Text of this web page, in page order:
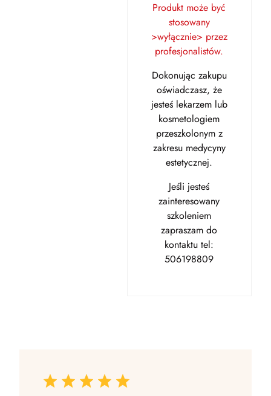
Produkt może być
stosowany
>wyłącznie> przez
profesjonalistów.
Dokonując zakupu
oświadczasz, że
jesteś lekarzem lub
kosmetologiem
przeszkolonym z
zakresu medycyny
estetycznej.
Jeśli jesteś
zainteresowany
szkoleniem
zapraszam do
kontaktu tel:
506198809